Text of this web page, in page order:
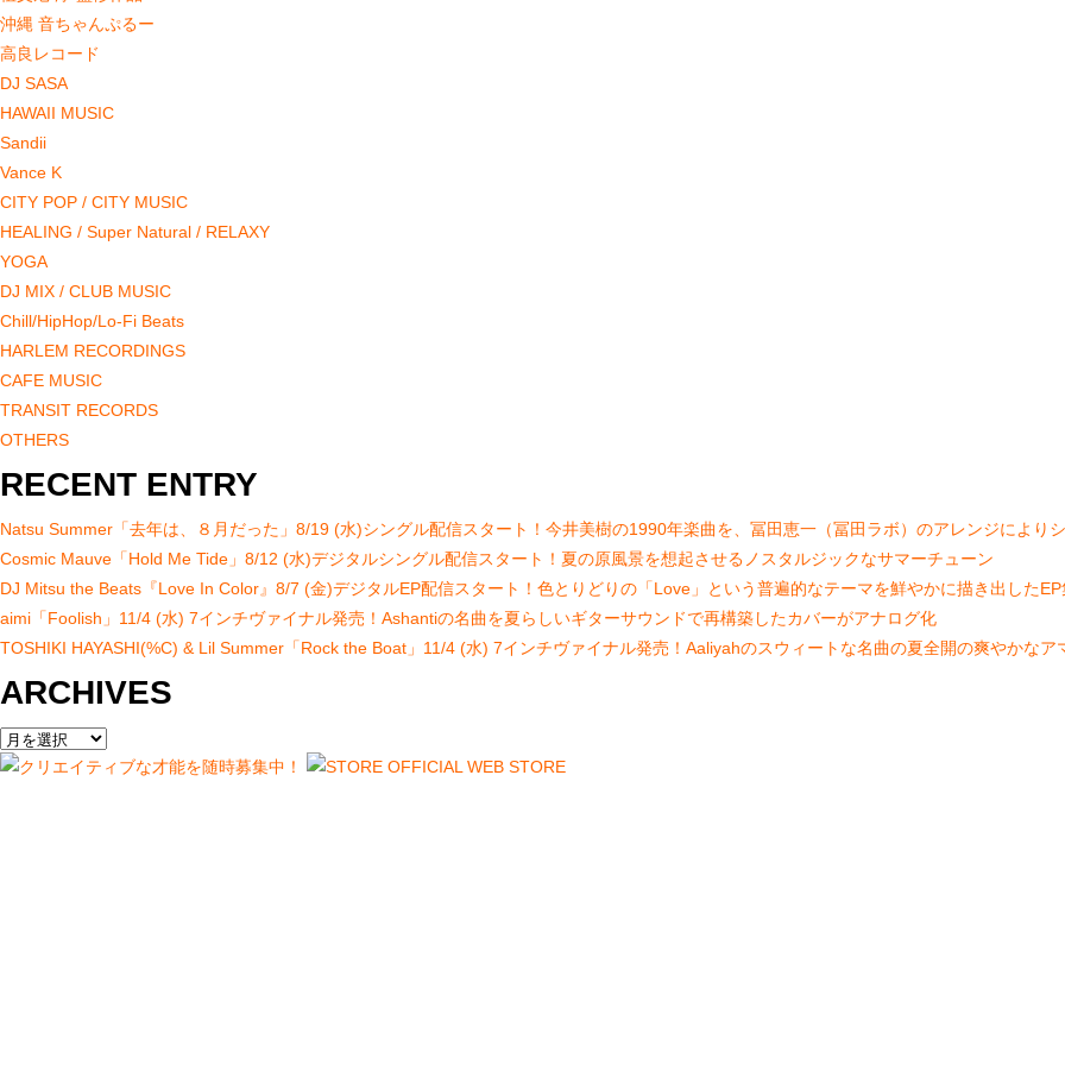
沖縄 音ちゃんぷるー
高良レコード
DJ SASA
HAWAII MUSIC
Sandii
Vance K
CITY POP / CITY MUSIC
HEALING / Super Natural / RELAXY
YOGA
DJ MIX / CLUB MUSIC
Chill/HipHop/Lo-Fi Beats
HARLEM RECORDINGS
CAFE MUSIC
TRANSIT RECORDS
OTHERS
RECENT ENTRY
Natsu Summer「去年は、８月だった」8/19 (水)シングル配信スタート！今井美樹の1990年楽曲を、冨田恵一（冨田ラボ）のアレンジにより
Cosmic Mauve「Hold Me Tide」8/12 (水)デジタルシングル配信スタート！夏の原風景を想起させるノスタルジックなサマーチューン
DJ Mitsu the Beats『Love In Color』8/7 (金)デジタルEP配信スタート！色とりどりの「Love」という普遍的なテーマを鮮やかに描き出したEP
aimi「Foolish」11/4 (水) 7インチヴァイナル発売！Ashantiの名曲を夏らしいギターサウンドで再構築したカバーがアナログ化
TOSHIKI HAYASHI(%C) & Lil Summer「Rock the Boat」11/4 (水) 7インチヴァイナル発売！Aaliyahのスウィートな名曲の夏全開の爽やかな
ARCHIVES